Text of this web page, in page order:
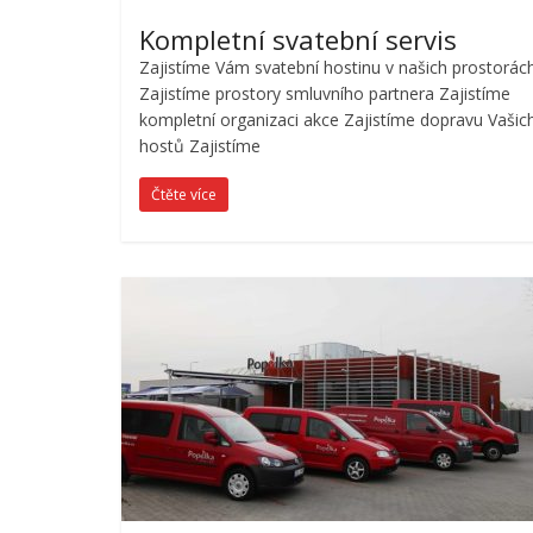
Kompletní svatební servis
Zajistíme Vám svatební hostinu v našich
Zajistíme prostory smluvního partnera Zajistíme
kompletní organizaci akce Zajistíme dopravu
hostů Zajistíme
Čtěte více